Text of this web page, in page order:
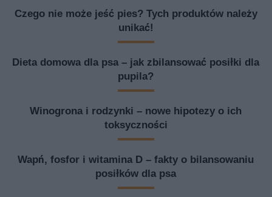
Czego nie może jeść pies? Tych produktów należy
unikać!
Dieta domowa dla psa – jak zbilansować posiłki dla
pupila?
Winogrona i rodzynki – nowe hipotezy o ich
toksyczności
Wapń, fosfor i witamina D – fakty o bilansowaniu
posiłków dla psa